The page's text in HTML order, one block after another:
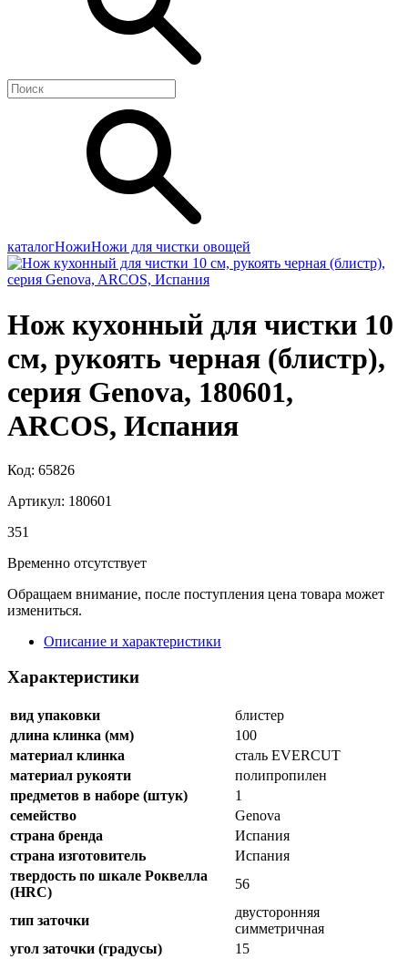
каталогНожиНожи для чистки овощей
Нож кухонный для чистки 10
см, рукоять черная (блистр),
серия Genova, 180601,
ARCOS, Испания
Код: 65826
Артикул: 180601
351
Временно отсутствует
Обращаем внимание, после поступления цена товара может
измениться.
Описание и характеристики
Характеристики
вид упаковки
блистер
длина клинка (мм)
100
материал клинка
сталь EVERCUT
материал рукояти
полипропилен
предметов в наборе (штук)
1
семейство
Genova
страна бренда
Испания
страна изготовитель
Испания
твердость по шкале Роквелла
(HRC)
56
тип заточки
двусторонняя
симметричная
угол заточки (градусы)
15